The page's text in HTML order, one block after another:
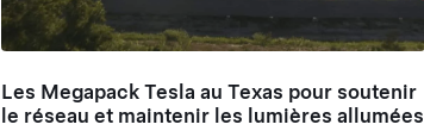
Les Megapack Tesla au Texas pour soutenir
le réseau et maintenir les lumières allumées